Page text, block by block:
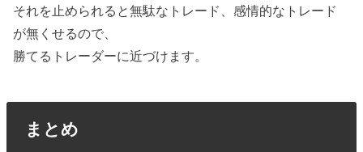
それを止められると無駄なトレード、感情的なトレード
が無くせるので、
勝てるトレーダーに近づけます。
まとめ